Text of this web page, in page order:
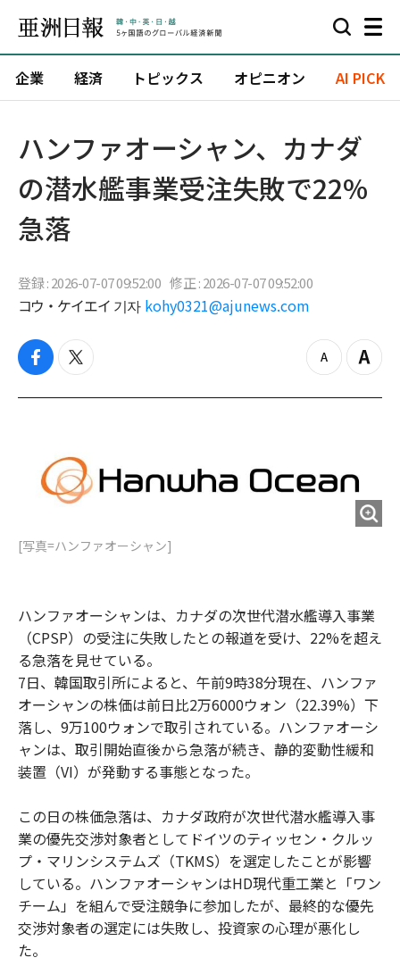
企業 経済 トピックス オピニオン AI PICK
ハンファオーシャン、カナダ
の潜水艦事業受注失敗で22%
急落
登録 : 2026-07-07 09:52:00 修正 : 2026-07-07 09:52:00
コウ・ケイエイ 기자 kohy0321@ajunews.com
f
c
k
t
i
r
z
o
Z
o
[写真=ハンファオーシャン]
ハンファオーシャンは、カナダの次世代潜水艦導入事業
（CPSP）の受注に失敗したとの報道を受け、22%を超え
る急落を見せている。
7日、韓国取引所によると、午前9時38分現在、ハンファ
オーシャンの株価は前日比2万6000ウォン（22.39%）下
落し、9万100ウォンで取引されている。ハンファオーシ
ャンは、取引開始直後から急落が続き、静的変動性緩和
装置（VI）が発動する事態となった。
この日の株価急落は、カナダ政府が次世代潜水艦導入事
業の優先交渉対象者としてドイツのティッセン・クルッ
プ・マリンシステムズ（TKMS）を選定したことが影響
している。ハンファオーシャンはHD現代重工業と「ワン
チーム」を組んで受注競争に参加したが、最終的な優先
交渉対象者の選定には失敗し、投資家の心理が悪化し
た。